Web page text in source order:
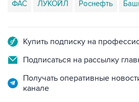
ФАС ЛУКОЙЛ Роснефть
Купить подписку на
Подписаться на рассылку
Получать оперативные
канале